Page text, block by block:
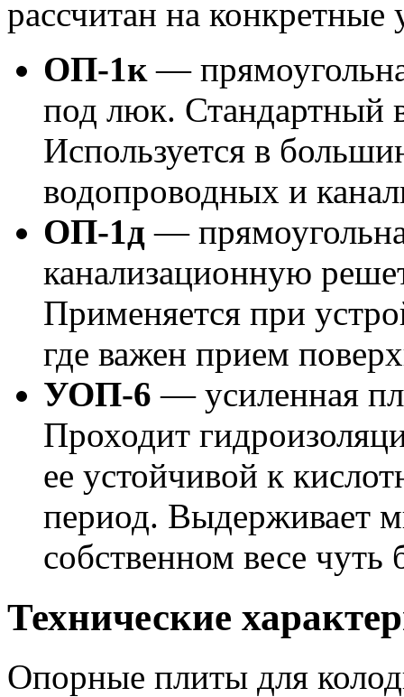
рассчитан на конкретные
ОП-1к—
под люк. Стандартный
Используется в
водопроводных и
ОП-1д —
канализационную
Применяется при
где важен прием
УОП-6 — усиленная
Проходит
ее устойчивой к
период. Выдерживает
собственном весе чуть
Технические
Опорные плиты для